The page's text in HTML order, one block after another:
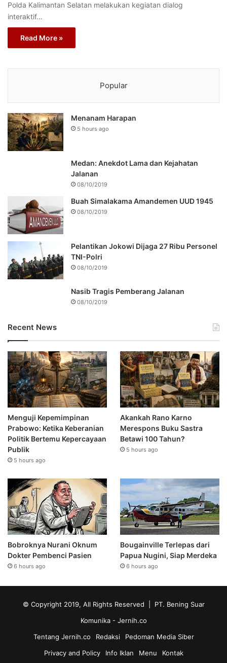
Polda Kalimantan Selatan melakukan kegiatan dialog
interaktif…
Read More »
Popular
Menanam Harapan
5 hours ago
Medan: Anekdot Lama dan Kejahatan
Jalanan
08/10/2019
Buah Simalakama Amandemen UUD 1945
08/10/2019
Pelantikan Jokowi Dijaga 27 Ribu Personel
TNI-Polri
08/10/2019
Nasib Tragis Pemberang Jalanan
08/10/2019
Recent News
Menguji Kepemimpinan
Prabowo: Ketika Keberanian
Politik Bertemu Kepercayaan
Publik
5 hours ago
Akankah Rano Karno
Merespons Buku Sastra
Betawi 100 Tahun?
5 hours ago
Bobroknya Nurani Oknum
Dokter Pembenci Pasien
6 hours ago
Bougainville Terlepas dari
Papua Nugini, Siap Merdeka
6 hours ago
© Copyright 2019, All Rights Reserved | PT. Bening Suar
Komunika - Jernih.co
Tentang Jernih.co
Redaksi
Pedoman Media Siber
Privacy and Policy
Info Iklan Menu Kontak